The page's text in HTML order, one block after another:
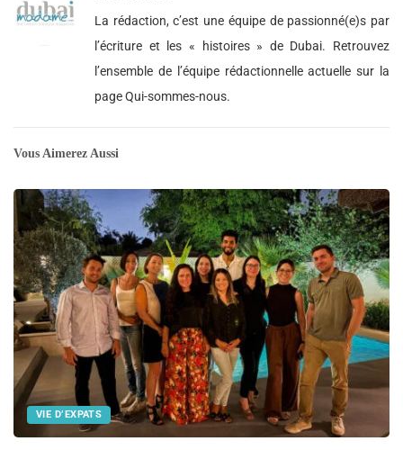
La rédaction, c’est une équipe de passionné(e)s par
l’écriture et les « histoires » de Dubai. Retrouvez
l’ensemble de l’équipe rédactionnelle actuelle sur la
page Qui-sommes-nous.
Vous Aimerez Aussi
VIE D’EXPATS